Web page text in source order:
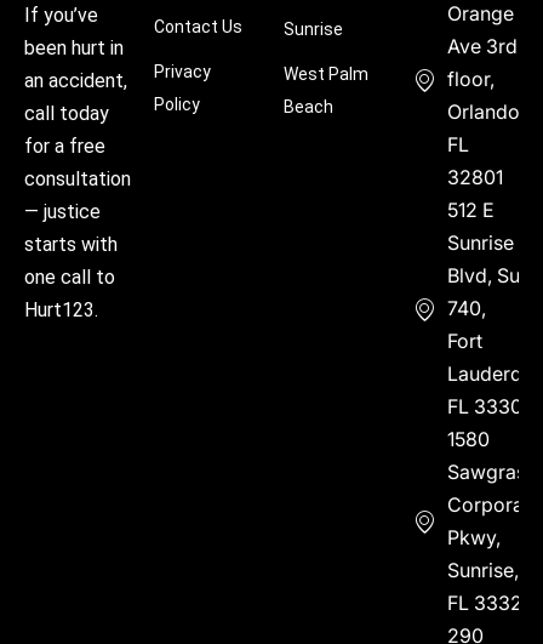
If you’ve
been hurt in
an accident,
call today
for a free
consultation
— justice
starts with
one call to
Hurt123.
Contact Us
Privacy
Policy
Sunrise
West Palm
Beach
Orange
Ave 3rd
floor,
Orlando,
FL
32801
512 E
Sunrise
Blvd, Suite
740,
Fort
FL 33304
1580
Sawgrass
Corporate
Pkwy,
Sunrise,
FL 33323
290